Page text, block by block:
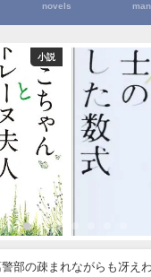
novels
小説
部の疎まれながらも冴え